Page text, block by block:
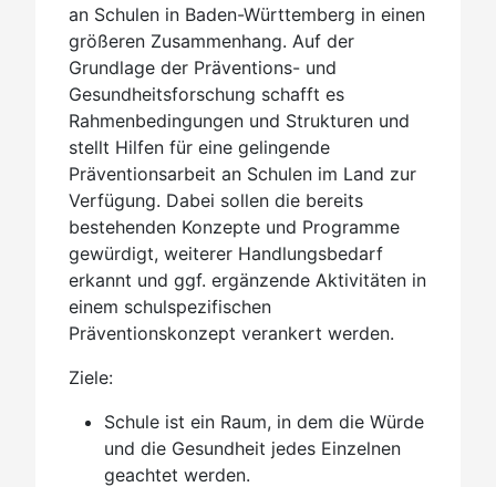
an Schulen in Baden-Württemberg in einen
größeren Zusammenhang. Auf der
Grundlage der Präventions- und
Gesundheitsforschung schafft es
Rahmenbedingungen und Strukturen und
stellt Hilfen für eine gelingende
Präventionsarbeit an Schulen im Land zur
Verfügung. Dabei sollen die bereits
bestehenden Konzepte und Programme
gewürdigt, weiterer Handlungsbedarf
erkannt und ggf. ergänzende Aktivitäten in
einem schulspezifischen
Präventionskonzept verankert werden.
Ziele:
Schule ist ein Raum, in dem die Würde
und die Gesundheit jedes Einzelnen
geachtet werden.